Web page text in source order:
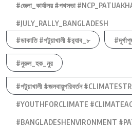
#জেলা_কার্যালয় #পথসভা
#JULY_RALLY_BANGLADESH
#ডাকাতি #পটুয়াখালী #র‍্যাব_৮
#নুরুল_হক_নুর
#পটুয়াখালী #জলবায়ুপরিবর্তন
#YOUTHFORCLIMATE
#BANGLADESHENVIRONMENT